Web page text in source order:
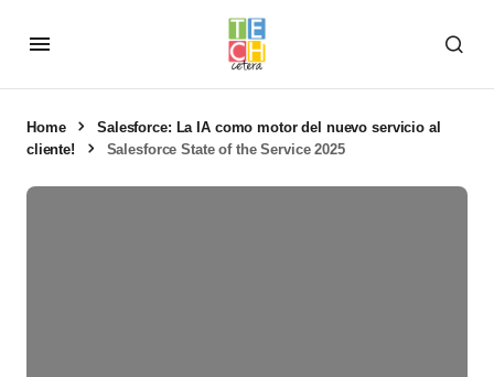
Home
Salesforce: La IA como motor del nuevo servicio al
cliente!
Salesforce State of the Service 2025